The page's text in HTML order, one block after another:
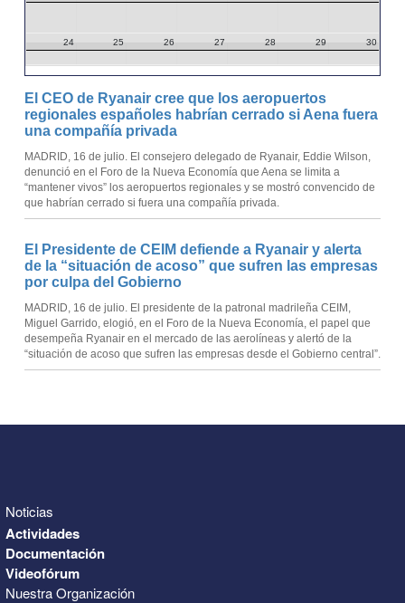
24 25 26 27 28 29 30
El CEO de Ryanair cree que los aeropuertos
regionales españoles habrían cerrado si Aena fuera
una compañía privada
MADRID, 16 de julio. El consejero delegado de Ryanair, Eddie Wilson,
denunció en el Foro de la Nueva Economía que Aena se limita a
“mantener vivos” los aeropuertos regionales y se mostró convencido de
que habrían cerrado si fuera una compañía privada.
El Presidente de CEIM defiende a Ryanair y alerta
de la “situación de acoso” que sufren las empresas
por culpa del Gobierno
MADRID, 16 de julio. El presidente de la patronal madrileña CEIM,
Miguel Garrido, elogió, en el Foro de la Nueva Economía, el papel que
desempeña Ryanair en el mercado de las aerolíneas y alertó de la
“situación de acoso que sufren las empresas desde el Gobierno central”.
Noticias
Actividades
Documentación
Videofórum
Nuestra Organización